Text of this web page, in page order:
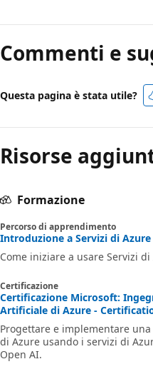
Commenti e
Questa pagina è stata utile?
Risorse
Formazione
Percorso di apprendimento
Introduzione a Servizi di
Come iniziare a usare Servizi di
Certificazione
Certificazione Microsoft:
Artificiale di Azure -
Progettare e implementare
di Azure usando i servizi di
Open AI.